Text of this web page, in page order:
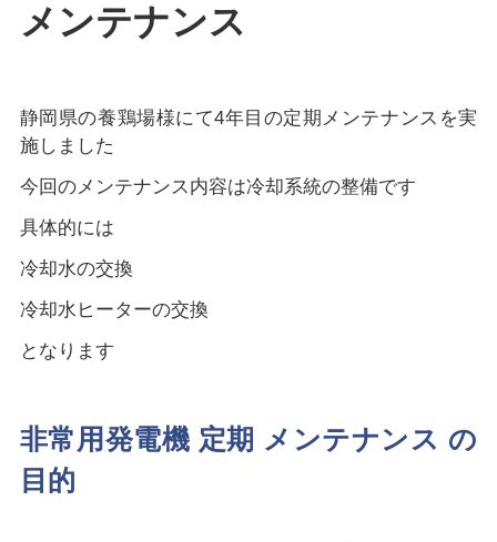
メンテナンス
静岡県の養鶏場様にて4年目の定期メンテナンスを実
施しました
今回のメンテナンス内容は冷却系統の整備です
具体的には
冷却水の交換
冷却水ヒーターの交換
となります
非常用発電機 定期 メンテナンス の
目的